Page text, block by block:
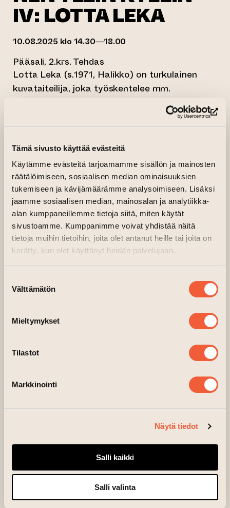
Tämä sivusto käyttää evästeitä
Käytämme evästeitä tarjoamamme sisällön ja mainosten
räätälöimiseen, sosiaalisen median ominaisuuksien
tukemiseen ja kävijämäärämme analysoimiseen. Lisäksi
jaamme sosiaalisen median, mainosalan ja analytiikka-
alan kumppaneillemme tietoja siitä, miten käytät
sivustoamme. Kumppanimme voivat yhdistää näitä
tietoja muihin tietoihin, joita olet antanut heille tai joita on
kerätty, kun olet käyttänyt heidän palvelujaan.
valinta
Välttämätön
Mieltymykset
Tilastot
Markkinointi
Näytä tiedot
Salli kaikki
Salli valinta
IV: LOTTA LEKA
10.08.2025 klo 14.30—18.00
Pääsali, 2.krs. Tehdas
Lotta Leka (s.1971, Halikko) on turkulainen
kuvataiteilija, joka työskentelee mm.
taidegrafiikan, sekatekniikan ja veistotaiteen
keinoin. Hän työskentelee usein omakohtaisten
aiheiden parissa. Omien näyttelyiden lisäksi
Leka tekee mm. taiteen hyvinvointityötä. Leka
(YAMK) 2021 ja Turun Taideakatemiasta
(AMK) 2015.
https://kuvataiteilijamatrikkeli.fi/taiteilija/lotta-
leka(siirtyy toiseen verkkopalveluun)
Meridiana Leka
Hold your horses, 2024, sekatekniikka paperille, 78
cm x 106 cm